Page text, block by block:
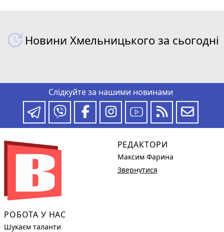
Новини Хмельницького за сьогодні
Слідкуйте за нашими новинами
РОБОТА У НАС
Шукаєм таланти
РЕДАКТОРИ
Максим Фарина
Звернутися